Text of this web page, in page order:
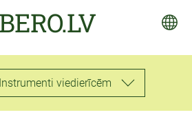
viedierīcēm